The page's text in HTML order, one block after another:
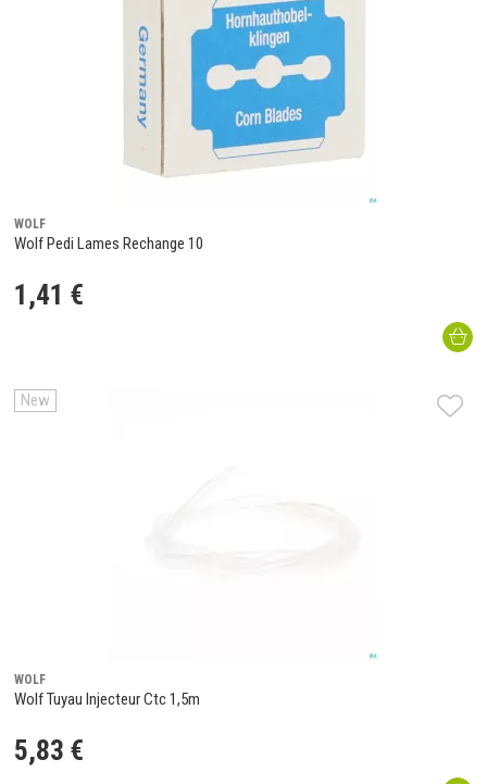
WOLF
Wolf Pedi Lames Rechange 10
1 ,41 €
New
WOLF
Wolf Tuyau Injecteur Ctc 1,5m
5,83 €